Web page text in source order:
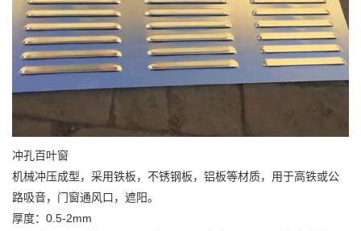
冲孔百叶窗
机械冲压成型，采用铁板，不锈钢板，铝板等材质，用于高铁或公
路吸音，门窗通风口，遮阳。
厚度：0.5-2mm